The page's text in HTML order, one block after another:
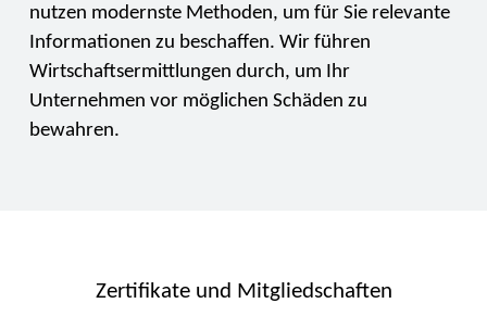
nutzen modernste Methoden, um für Sie relevante
Informationen zu beschaffen. Wir führen
Wirtschaftsermittlungen durch, um Ihr
Unternehmen vor möglichen Schäden zu
bewahren.
Zertifikate und Mitgliedschaften